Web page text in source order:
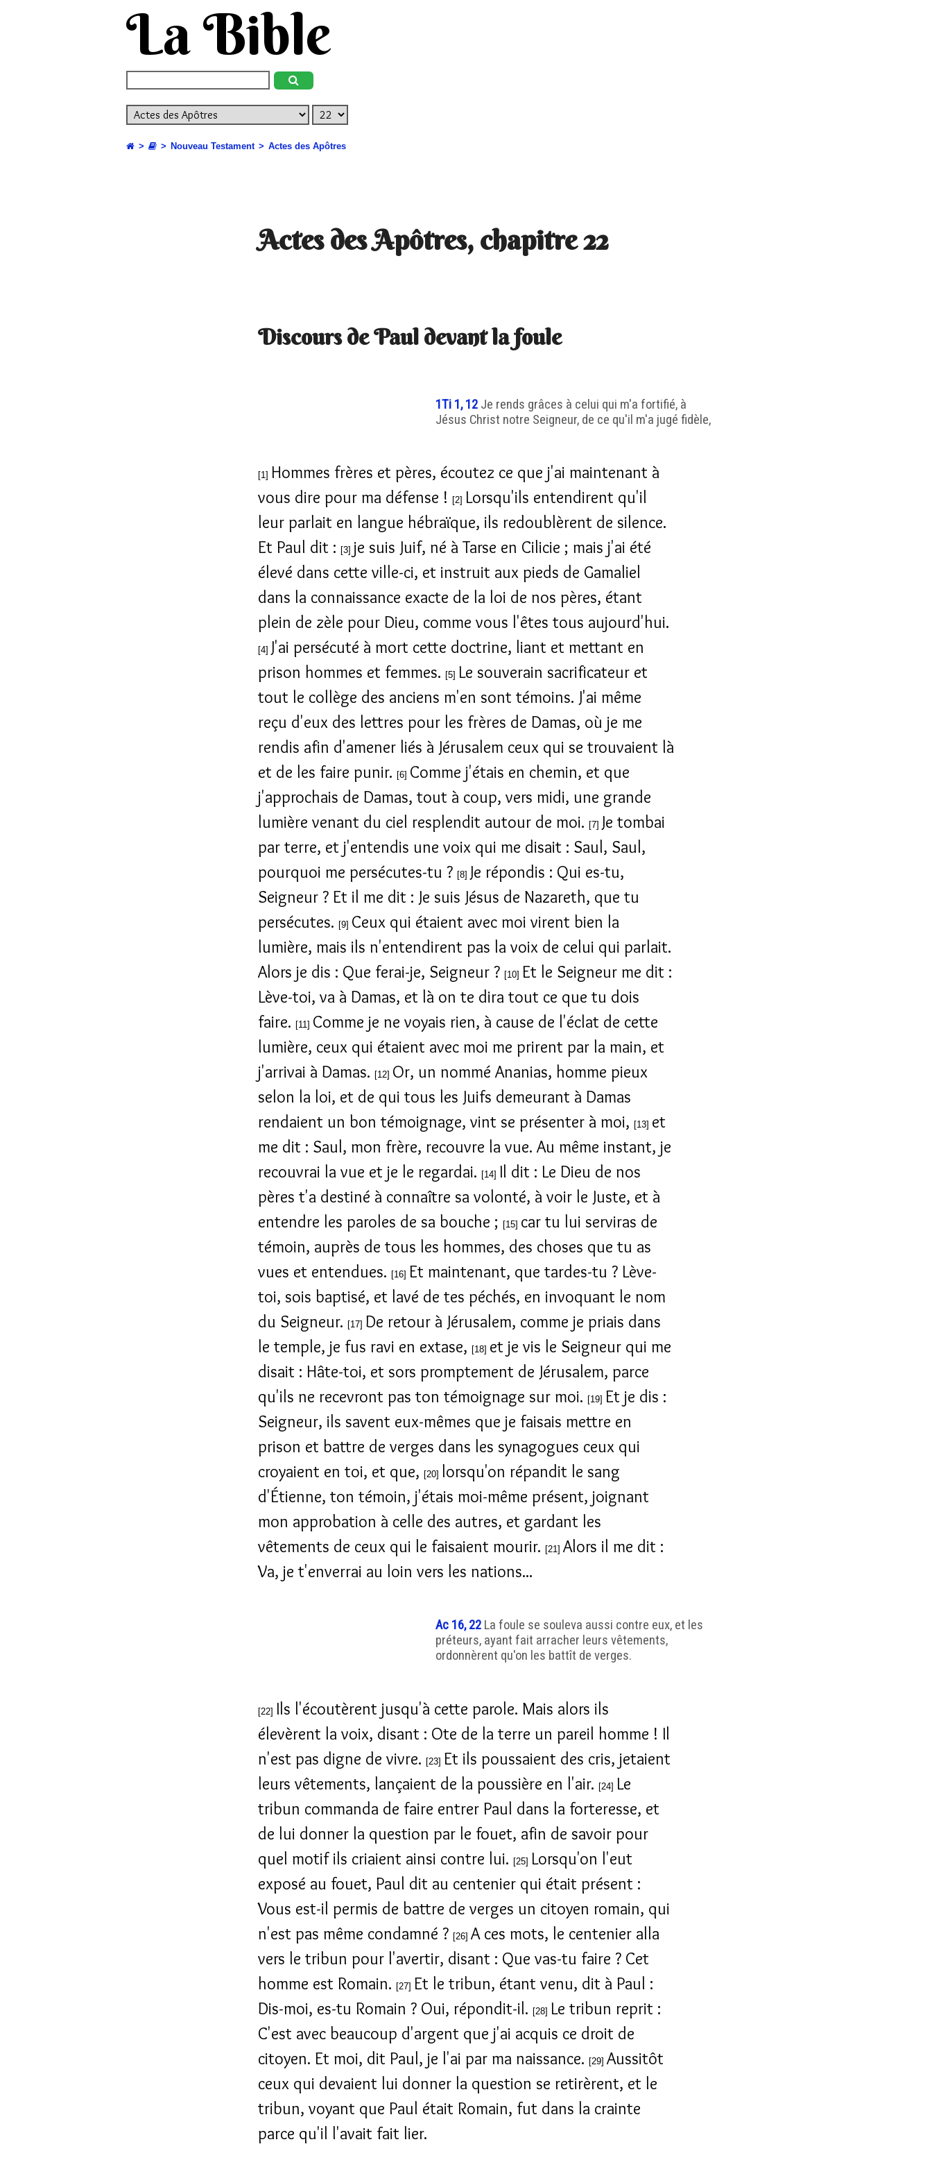
La Bible
Nouveau Testament Actes des Apôtres
Actes des Apôtres, chapitre 22
Discours de Paul devant la foule
1Ti 1, 12 Je rends grâces à celui qui m'a fortifié, à
Jésus Christ notre Seigneur, de ce qu'il m'a jugé fidèle,
[1] Hommes frères et pères, écoutez ce que j'ai maintenant à
vous dire pour ma défense !
[2] Lorsqu'ils entendirent qu'il
leur parlait en langue hébraïque, ils redoublèrent de silence.
Et Paul dit : [3] je suis Juif, né à Tarse en Cilicie ; mais j'ai été
élevé dans cette ville-ci, et instruit aux pieds de Gamaliel
dans la connaissance exacte de la loi de nos pères, étant
plein de zèle pour Dieu, comme vous l'êtes tous aujourd'hui.
[4] J'ai persécuté à mort cette doctrine, liant et mettant en
prison hommes et femmes. [5] Le souverain sacrificateur et
tout le collège des anciens m'en sont témoins. J'ai même
reçu d'eux des lettres pour les frères de Damas, où je me
rendis afin d'amener liés à Jérusalem ceux qui se trouvaient là
et de les faire punir. [6] Comme j'étais en chemin, et que
j'approchais de Damas, tout à coup, vers midi, une grande
lumière venant du ciel resplendit autour de moi. [7] Je tombai
par terre, et j'entendis une voix qui me disait : Saul, Saul,
pourquoi me persécutes-tu ? [8] Je répondis : Qui es-tu,
Seigneur ? Et il me dit : Je suis Jésus de Nazareth, que tu
persécutes. [9] Ceux qui étaient avec moi virent bien la
lumière, mais ils n'entendirent pas la voix de celui qui parlait.
Alors je dis : Que ferai-je, Seigneur ? [10] Et le Seigneur me dit :
Lève-toi, va à Damas, et là on te dira tout ce que tu dois
faire. [11] Comme je ne voyais rien, à cause de l'éclat de cette
lumière, ceux qui étaient avec moi me prirent par la main, et
j'arrivai à Damas. [12] Or, un nommé Ananias, homme pieux
selon la loi, et de qui tous les Juifs demeurant à Damas
rendaient un bon témoignage, vint se présenter à moi, [13] et
me dit : Saul, mon frère, recouvre la vue. Au même instant, je
recouvrai la vue et je le regardai. [14] Il dit : Le Dieu de nos
pères t'a destiné à connaître sa volonté, à voir le Juste, et à
entendre les paroles de sa bouche ;
[15] car tu lui serviras de
témoin, auprès de tous les hommes, des choses que tu as
vues et entendues. [16] Et maintenant, que tardes-tu ? Lève-
toi, sois baptisé, et lavé de tes péchés, en invoquant le nom
du Seigneur. [17] De retour à Jérusalem, comme je priais dans
le temple, je fus ravi en extase, [18] et je vis le Seigneur qui me
disait : Hâte-toi, et sors promptement de Jérusalem, parce
qu'ils ne recevront pas ton témoignage sur moi. [19] Et je dis :
Seigneur, ils savent eux-mêmes que je faisais mettre en
prison et battre de verges dans les synagogues ceux qui
croyaient en toi, et que, [20] lorsqu'on répandit le sang
d'Étienne, ton témoin, j'étais moi-même présent, joignant
mon approbation à celle des autres, et gardant les
vêtements de ceux qui le faisaient mourir. [21] Alors il me dit :
Va, je t'enverrai au loin vers les nations...
Ac 16, 22 La foule se souleva aussi contre eux, et les
préteurs, ayant fait arracher leurs vêtements,
ordonnèrent qu'on les battît de verges.
[22] Ils l'écoutèrent jusqu'à cette parole. Mais alors ils
élevèrent la voix, disant : Ote de la terre un pareil homme ! Il
n'est pas digne de vivre. [23] Et ils poussaient des cris, jetaient
leurs vêtements, lançaient de la poussière en l'air. [24] Le
tribun commanda de faire entrer Paul dans la forteresse, et
de lui donner la question par le fouet, afin de savoir pour
quel motif ils criaient ainsi contre lui. [25] Lorsqu'on l'eut
exposé au fouet, Paul dit au centenier qui était présent :
Vous est-il permis de battre de verges un citoyen romain, qui
n'est pas même condamné ? [26] A ces mots, le centenier alla
vers le tribun pour l'avertir, disant : Que vas-tu faire ? Cet
homme est Romain. [27] Et le tribun, étant venu, dit à Paul :
Dis-moi, es-tu Romain ? Oui, répondit-il. [28] Le tribun reprit :
C'est avec beaucoup d'argent que j'ai acquis ce droit de
citoyen. Et moi, dit Paul, je l'ai par ma naissance. [29] Aussitôt
ceux qui devaient lui donner la question se retirèrent, et le
tribun, voyant que Paul était Romain, fut dans la crainte
parce qu'il l'avait fait lier.